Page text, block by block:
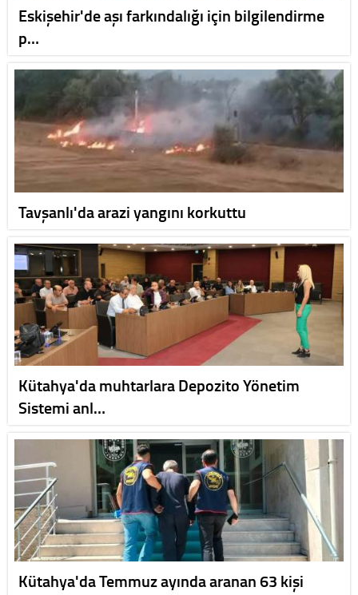
Eskişehir'de aşı farkındalığı için bilgilendirme
p…
Tavşanlı'da arazi yangını korkuttu
Kütahya'da muhtarlara Depozito Yönetim
Sistemi anl…
Kütahya'da Temmuz ayında aranan 63 kişi